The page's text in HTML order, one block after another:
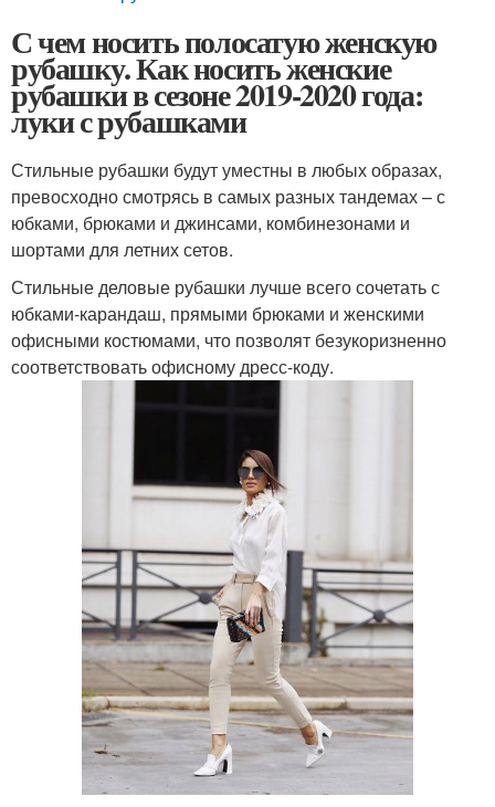
С чем носить полосатую женскую
рубашку. Как носить женские
рубашки в сезоне 2019-2020 года:
луки с рубашками
Стильные рубашки будут уместны в любых образах,
превосходно смотрясь в самых разных тандемах – с
юбками, брюками и джинсами, комбинезонами и
шортами для летних сетов.
Стильные деловые рубашки лучше всего сочетать с
юбками-карандаш, прямыми брюками и женскими
офисными костюмами, что позволят безукоризненно
соответствовать офисному дресс-коду.